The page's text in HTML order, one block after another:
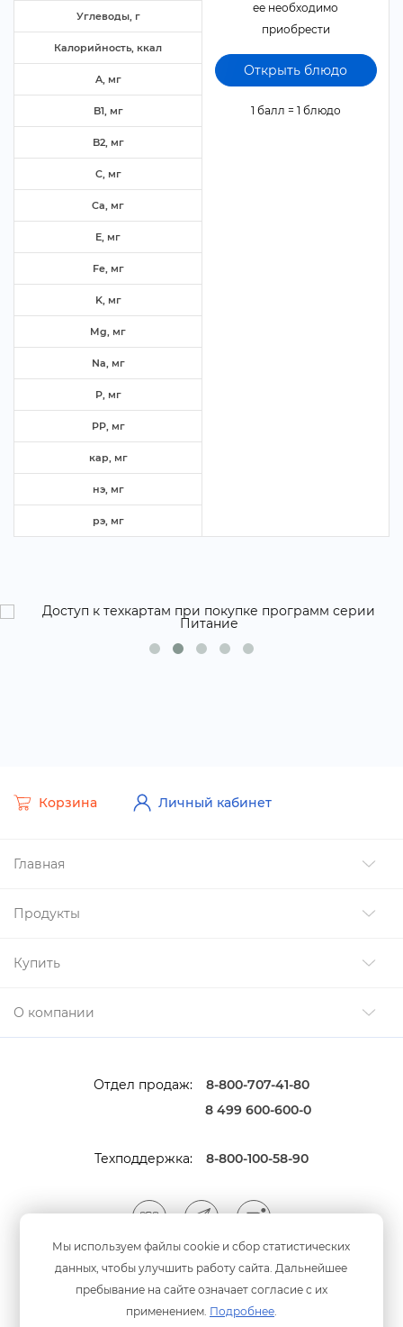
Мы используем файлы cookie и сбор статистических
данных, чтобы улучшить работу сайта. Дальнейшее
пребывание на сайте означает согласие с их
применением. Подробнее.
ее необходимо
приобрести
Открыть блюдо
1 балл = 1 блюдо
Углеводы,
Калорийность, ккал
A, м
B1, м
B2, м
C, м
Ca, м
E, м
Fe, м
K, м
Mg, м
Na, м
P, м
PP, м
кар, м
нэ, м
рэ, м
Главная
Продукты
Купить
О компании
Корзина Личный кабинет
Отдел продаж:
8-800-707-41-80
8 499 600-600-0
Техподдержка: 8-800-100-58-90
Мы принимаем оплату
анковскими картами